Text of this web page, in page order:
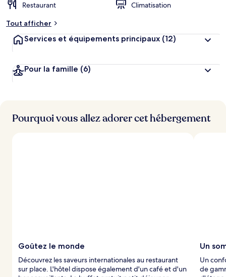
Restaurant
Climatisation
Tout afficher
Services et équipements principaux (12)
Pour la famille (6)
Pourquoi vous allez adorer cet hébergement
Goûtez le monde
Découvrez les saveurs internationales au restaurant
sur place. L'hôtel dispose également d'un café et d'un
Un
Un
de